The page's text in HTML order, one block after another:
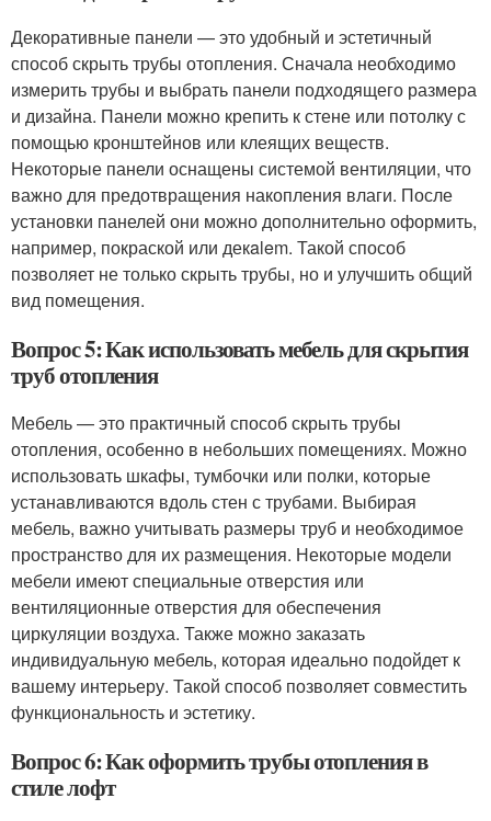
Декоративные панели — это удобный и эстетичный
способ скрыть трубы отопления. Сначала необходимо
измерить трубы и выбрать панели подходящего размера
и дизайна. Панели можно крепить к стене или потолку с
помощью кронштейнов или клеящих веществ.
Некоторые панели оснащены системой вентиляции, что
важно для предотвращения накопления влаги. После
установки панелей они можно дополнительно оформить,
например, покраской или декalem. Такой способ
позволяет не только скрыть трубы, но и улучшить общий
вид помещения.
Вопрос 5: Как использовать мебель для скрытия
труб отопления
Мебель — это практичный способ скрыть трубы
отопления, особенно в небольших помещениях. Можно
использовать шкафы, тумбочки или полки, которые
устанавливаются вдоль стен с трубами. Выбирая
мебель, важно учитывать размеры труб и необходимое
пространство для их размещения. Некоторые модели
мебели имеют специальные отверстия или
вентиляционные отверстия для обеспечения
циркуляции воздуха. Также можно заказать
индивидуальную мебель, которая идеально подойдет к
вашему интерьеру. Такой способ позволяет совместить
функциональность и эстетику.
Вопрос 6: Как оформить трубы отопления в
стиле лофт